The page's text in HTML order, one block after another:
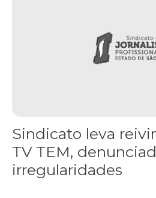
Sindicato leva
TV TEM,
irregularidades